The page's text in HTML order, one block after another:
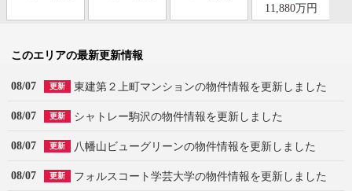
11,880万円
このエリアの最新更新情報
08/07 更新 東建第２上町マンションの物件情報を更新しました
08/07 更新 シャトレー駒沢の物件情報を更新しました
08/07 更新 八幡山ビューグリーンの物件情報を更新しました
08/07 更新 フォルスコート学芸大学の物件情報を更新しました